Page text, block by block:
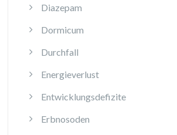
Diazepam
Dormicum
Durchfall
Energieverlust
Entwicklungsdefizite
Erbnosoden